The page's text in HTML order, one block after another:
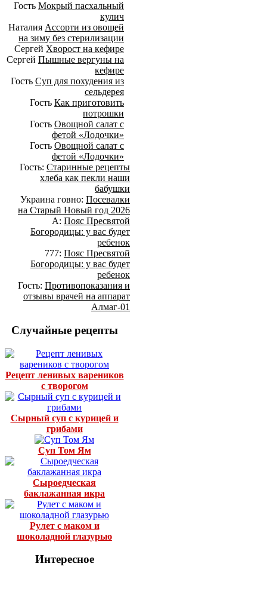
Гость Мокрый пасхальный
кулич
Наталия Ассорти из овощей
на зиму без стерилизации
Сергей Хворост на кефире
Сергей Пышные вергуны на
кефире
Гость Суп для похудения из
сельдерея
Гость Как приготовить
потрошки
Гость Овощной салат с
фетой «Лодочки»
Гость Овощной салат с
фетой «Лодочки»
Гость: Старинные рецепты
хлеба как пекли наши
бабушки
Украина говно: Посевалки
на Старый Новый год 2026
А: Пояс Пресвятой
Богородицы: у вас будет
ребенок
777: Пояс Пресвятой
Богородицы: у вас будет
ребенок
Гость: Противопоказания и
отзывы врачей на аппарат
Алмаг-01
Случайные рецепты
Рецепт ленивых вареников
с творогом
Сырный суп с курицей и
грибами
Суп Том Ям
Сыроедческая
баклажанная икра
Рулет с маком и
шоколадной глазурью
Интересное